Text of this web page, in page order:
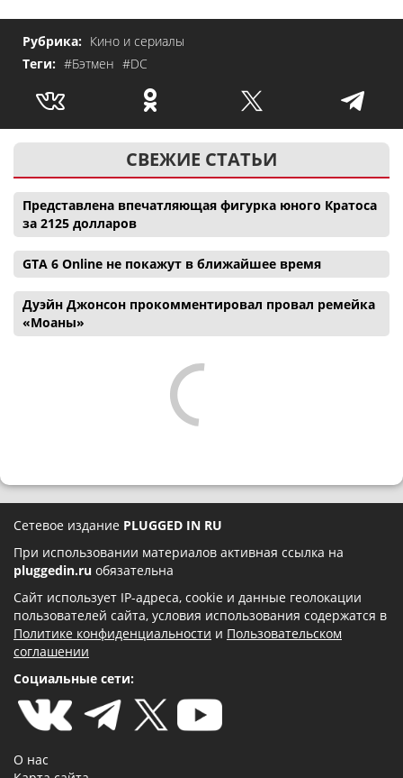
Рубрика: Кино и сериалы
Теги: #Бэтмен #DC
СВЕЖИЕ СТАТЬИ
Представлена впечатляющая фигурка юного Кратоса
за 2125 долларов
GTA 6 Online не покажут в ближайшее время
Дуэйн Джонсон прокомментировал провал ремейка
«Моаны»
Сетевое издание PLUGGED IN RU
При использовании материалов активная ссылка на
pluggedin.ru обязательна
Сайт использует IP-адреса, cookie и данные геолокации
пользователей сайта, условия использования содержатся в
Политике конфиденциальности и Пользовательском
соглашении
Социальные сети:
О нас